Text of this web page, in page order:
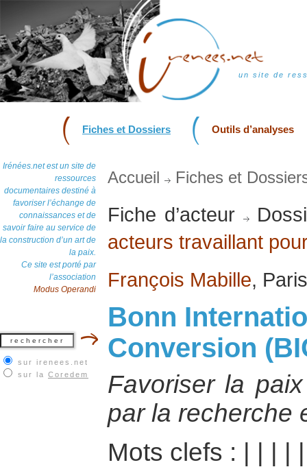
un site de
Fiches et Dossiers Outils d’analyses
Irénées.net est un site de
ressources
documentaires destiné à
favoriser l’échange de
connaissances et de
savoir faire au service de
la construction d’un art de
la paix.
Ce site est porté par
l’association
Modus Operandi
sur irenees.net
sur la Coredem
Accueil Fiches et
Fiche d’acteur
acteurs travaillant
François Mabille,
Bonn
Conversion
Favoriser la
par la recherche
Mots clefs :